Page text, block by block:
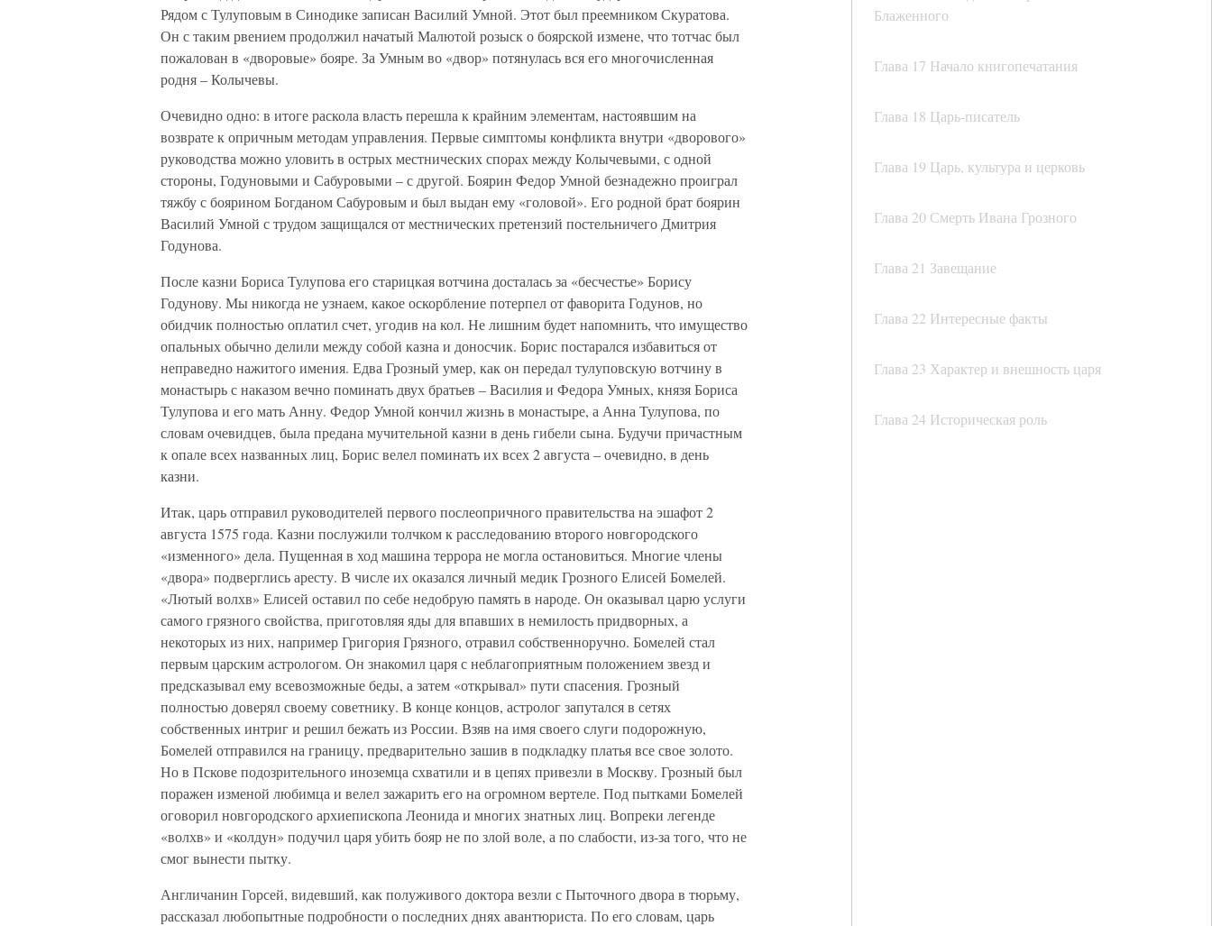
Блаженного
Глава 17 Начало книгопечатания
Глава 18 Царь-писатель
Глава 19 Царь, культура и церковь
Глава 20 Смерть Ивана Грозного
Глава 21 Завещание
Глава 22 Интересные факты
Глава 23 Характер и внешность царя
Глава 24 Историческая роль
Рядом с Тулуповым в Синодике записан Василий Умной. Этот был преемником Скуратова.
Он с таким рвением продолжил начатый Малютой розыск о боярской измене, что тотчас был
пожалован в «дворовые» бояре. За Умным во «двор» потянулась вся его многочисленная
родня – Колычевы.
Очевидно одно: в итоге раскола власть перешла к крайним элементам, настоявшим на
возврате к опричным методам управления. Первые симптомы конфликта внутри «дворового»
руководства можно уловить в острых местнических спорах между Колычевыми, с одной
стороны, Годуновыми и Сабуровыми – с другой. Боярин Федор Умной безнадежно проиграл
тяжбу с боярином Богданом Сабуровым и был выдан ему «головой». Его родной брат боярин
Василий Умной с трудом защищался от местнических претензий постельничего Дмитрия
Годунова.
После казни Бориса Тулупова его старицкая вотчина досталась за «бесчестье» Борису
Годунову. Мы никогда не узнаем, какое оскорбление потерпел от фаворита Годунов, но
обидчик полностью оплатил счет, угодив на кол. Не лишним будет напомнить, что имущество
опальных обычно делили между собой казна и доносчик. Борис постарался избавиться от
неправедно нажитого имения. Едва Грозный умер, как он передал тулуповскую вотчину в
монастырь с наказом вечно поминать двух братьев – Василия и Федора Умных, князя Бориса
Тулупова и его мать Анну. Федор Умной кончил жизнь в монастыре, а Анна Тулупова, по
словам очевидцев, была предана мучительной казни в день гибели сына. Будучи причастным
к опале всех названных лиц, Борис велел поминать их всех 2 августа – очевидно, в день
казни.
Итак, царь отправил руководителей первого послеопричного правительства на эшафот 2
августа 1575 года. Казни послужили толчком к расследованию второго новгородского
«изменного» дела. Пущенная в ход машина террора не могла остановиться. Многие члены
«двора» подверглись аресту. В числе их оказался личный медик Грозного Елисей Бомелей.
«Лютый волхв» Елисей оставил по себе недобрую память в народе. Он оказывал царю услуги
самого грязного свойства, приготовляя яды для впавших в немилость придворных, а
некоторых из них, например Григория Грязного, отравил собственноручно. Бомелей стал
первым царским астрологом. Он знакомил царя с неблагоприятным положением звезд и
предсказывал ему всевозможные беды, а затем «открывал» пути спасения. Грозный
полностью доверял своему советнику. В конце концов, астролог запутался в сетях
собственных интриг и решил бежать из России. Взяв на имя своего слуги подорожную,
Бомелей отправился на границу, предварительно зашив в подкладку платья все свое золото.
Но в Пскове подозрительного иноземца схватили и в цепях привезли в Москву. Грозный был
поражен изменой любимца и велел зажарить его на огромном вертеле. Под пытками Бомелей
оговорил новгородского архиепископа Леонида и многих знатных лиц. Вопреки легенде
«волхв» и «колдун» подучил царя убить бояр не по злой воле, а по слабости, из-за того, что не
смог вынести пытку.
Англичанин Горсей, видевший, как полуживого доктора везли с Пыточного двора в тюрьму,
рассказал любопытные подробности о последних днях авантюриста. По его словам, царь